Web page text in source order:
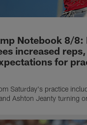
Notebook 8/8:
increased
for
Saturday's practice
Ashton Jeanty turning